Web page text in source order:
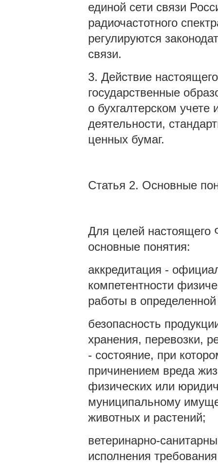
единой сети связи
радиочастотного
регулируются
связи.
3. Действие
государственные
о бухгалтерском учете
деятельности,
ценных бумаг.
Статья 2. Основные
Для целей настоящего
основные понятия:
аккредитация -
компетентности
работы в
безопасность
хранения, перевозки,
- состояние, при
причинением вреда
физических или
муниципальному
животных и растений;
ветеринарно-
исполнения